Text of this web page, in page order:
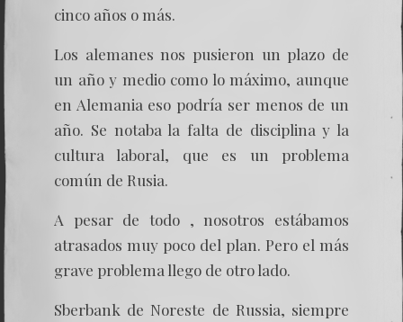
cinco años o más.
Los alemanes nos pusieron un plazo de
un año y medio como lo máximo, aunque
en Alemania eso podría ser menos de un
año. Se notaba la falta de disciplina y la
cultura laboral, que es un problema
común de Rusia.
A pesar de todo , nosotros estábamos
atrasados muy poco del plan. Pero el más
grave problema llego de otro lado.
Sberbank de Noreste de Russia, siempre